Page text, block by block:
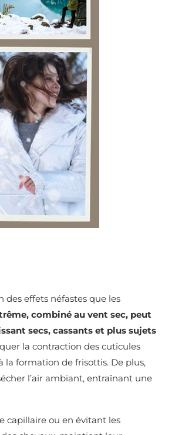
des effets néfastes que les
combiné au vent sec, peut
secs, cassants et plus sujets
la contraction des cuticules
la formation de frisottis. De plus,
l’air ambiant, entraînant une
capillaire ou en évitant les